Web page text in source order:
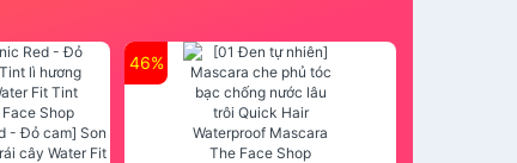
- Đỏ cam] Son
cây Water Fit
46%